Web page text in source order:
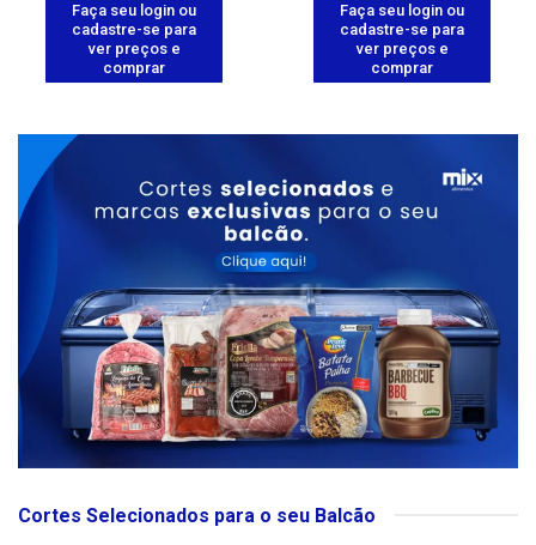
Faça seu login ou
cadastre-se para
ver preços e
comprar
Faça seu login ou
cadastre-se para
ver preços e
comprar
Cortes Selecionados para o seu Balcão